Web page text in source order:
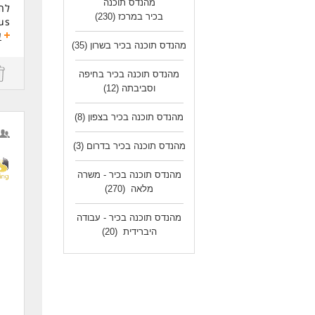
מהנדס תוכנה
בכיר במרכז (230)
מהנדס תוכנה בכיר בשרון (35)
מהנדס תוכנה בכיר בחיפה
וסביבתה (12)
מהנדס תוכנה בכיר בצפון (8)
מהנדס תוכנה בכיר בדרום (3)
מהנדס תוכנה בכיר - משרה
מלאה (270)
מהנדס תוכנה בכיר - עבודה
היברידית (20)
-
-
-